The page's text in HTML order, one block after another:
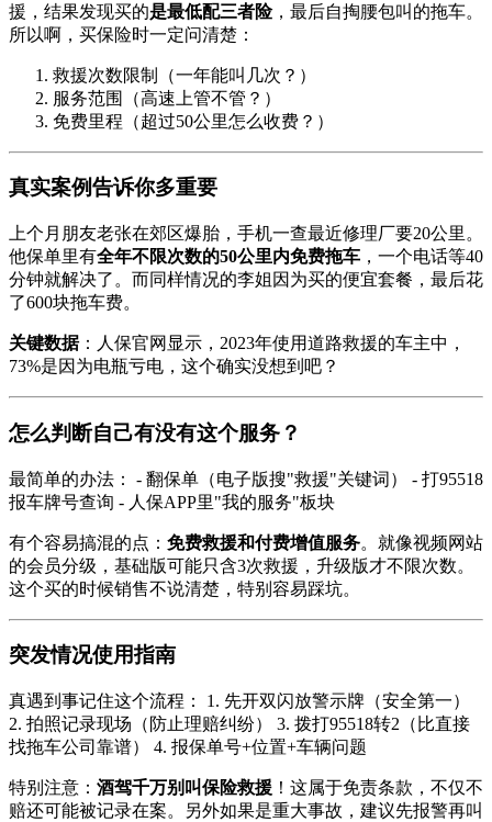
援，结果发现买的是最低配三者险，最后自掏腰包叫的拖车。
所以啊，买保险时一定问清楚：
救援次数限制（一年能叫几次？）
服务范围（高速上管不管？）
免费里程（超过50公里怎么收费？）
真实案例告诉你多重要
上个月朋友老张在郊区爆胎，手机一查最近修理厂要20公里。
他保单里有全年不限次数的50公里内免费拖车 ，一个电话等40
分钟就解决了。而同样情况的李姐因为买的便宜套餐，最后花
了600块拖车费。
关键数据：人保官网显示，2023年使用道路救援的车主中，
73%是因为电瓶亏电，这个确实没想到吧？
怎么判断自己有没有这个服务？
最简单的办法： - 翻保单（电子版搜"救援"关键词） - 打95518
报车牌号查询 - 人保APP里"我的服务"板块
有个容易搞混的点： 免费救援和付费增值服务。就像视频网站
的会员分级，基础版可能只含3次救援，升级版才不限次数。
这个买的时候销售不说清楚，特别容易踩坑。
突发情况使用指南
真遇到事记住这个流程： 1. 先开双闪放警示牌（安全第一）
2. 拍照记录现场（防止理赔纠纷） 3. 拨打95518转2（比直接
找拖车公司靠谱） 4. 报保单号+位置+车辆问题
特别注意： 酒驾千万别叫保险救援 ！这属于免责条款，不仅不
赔还可能被记录在案。另外如果是重大事故，建议先报警再叫